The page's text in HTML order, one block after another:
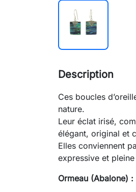
Description
Ces boucles
nature.
Leur éclat irisé,
élégant, original et
Elles conviennent
expressive et
Ormeau (Abalone) :